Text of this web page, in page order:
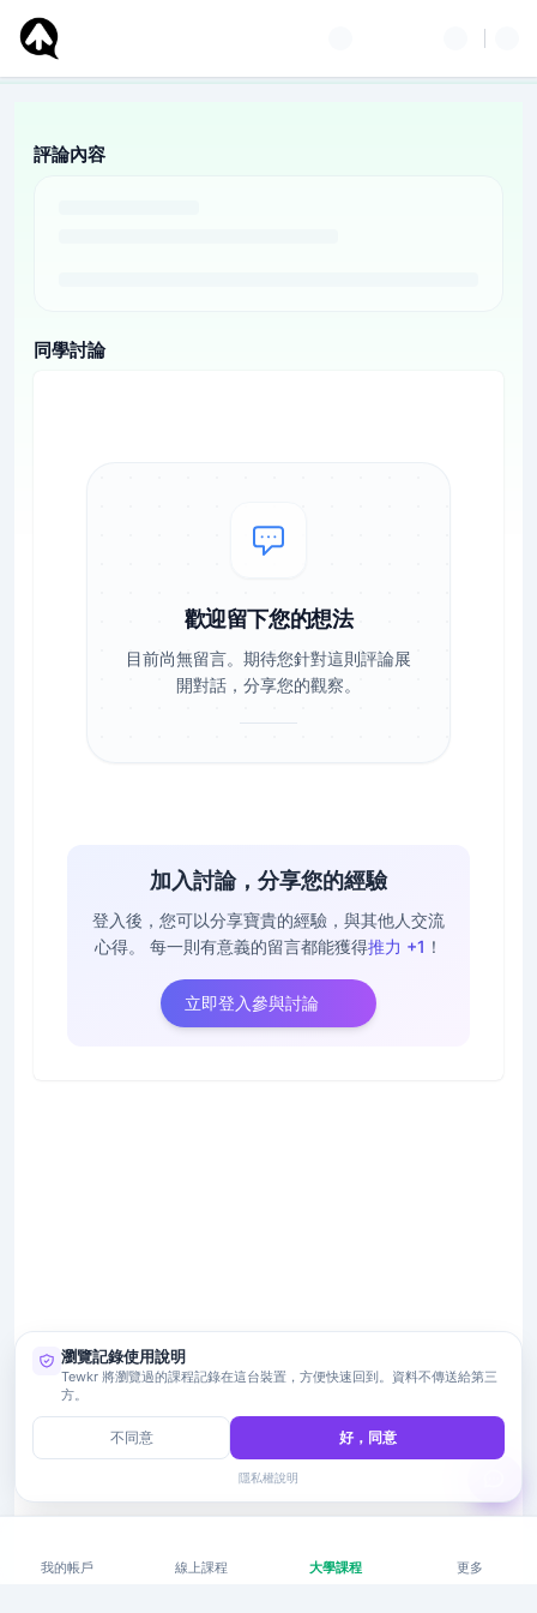
評論內容
同學討論
歡迎留下您的想法
目前尚無留言。期待您針對這則評論展
開對話，分享您的觀察。
加入討論，分享您的經驗
登入後，您可以分享寶貴的經驗，與其他人交流
心得。
每一則有意義的留言都能獲得推力 +1 ！
立即登入參與討論
我的帳戶 線上課程 大學課程 更多
瀏覽記錄使用說明
Tewkr 將瀏覽過的課程記錄在這台裝置，方便快速回到。資料不傳送給第三
方。
不同意 好，同意
隱私權說明